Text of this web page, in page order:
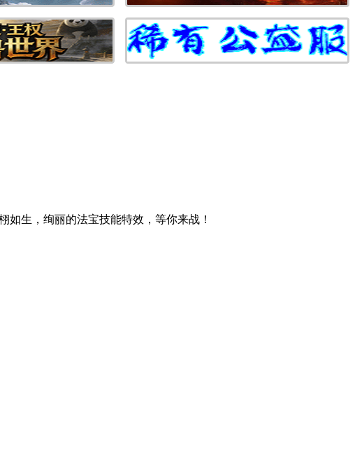
生，绚丽的法宝技能特效，等你来战！